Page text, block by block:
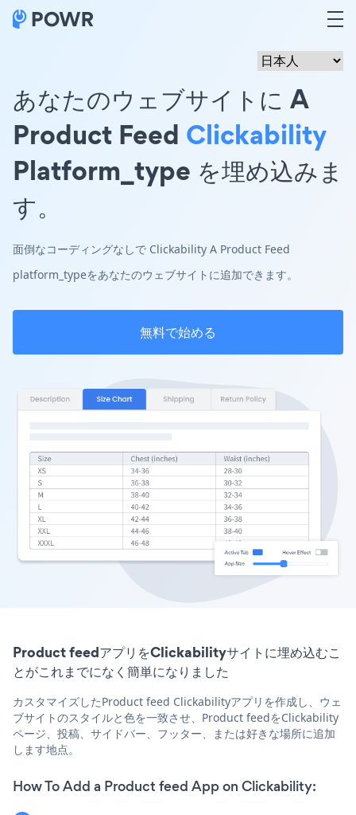
あなたのウェブサイトに A
Product Feed Clickability
Platform_type を埋め込みま
す。
面倒なコーディングなしで Clickability A Product Feed
platform_typeをあなたのウェブサイトに追加できます。
無料で始める
Product feedアプリをClickabilityサイトに埋め込むこ
とがこれまでになく簡単になりました
カスタマイズしたProduct feed Clickabilityアプリを作成し、ウェ
ブサイトのスタイルと色を一致させ、Product feedをClickability
ページ、投稿、サイドバー、フッター、または好きな場所に追加
します地点。
How To Add a Product feed App on Clickability: